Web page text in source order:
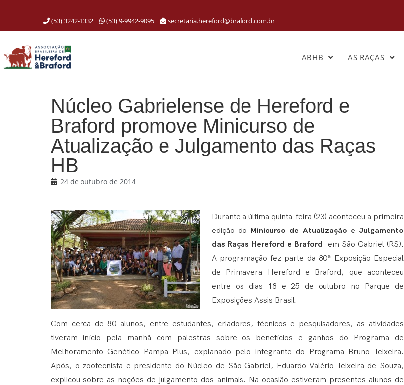
(53) 3242-1332 (53) 9-9942-9095 secretaria.hereford@braford.com.br
ABHB AS RAÇAS
Núcleo Gabrielense de Hereford e
Braford promove Minicurso de
Atualização e Julgamento das Raças
HB
24 de outubro de 2014
Durante a última quinta-feira (23) aconteceu a primeira
edição do Minicurso de Atualização e Julgamento
das Raças Hereford e Braford
em São Gabriel (RS).
A programação fez parte da 80ª Exposição Especial
de Primavera Hereford e Braford, que aconteceu
entre os dias 18 e 25 de outubro no Parque de
Exposições Assis Brasil.
Com cerca de 80 alunos, entre estudantes, criadores, técnicos e pesquisadores, as atividades
tiveram início pela manhã com palestras sobre os benefícios e ganhos do Programa de
Melhoramento Genético Pampa Plus, explanado pelo integrante do Programa Bruno Teixeira.
Após, o zootecnista e presidente do Núcleo de São Gabriel, Eduardo Valério Teixeira de Souza,
explicou sobre as noções de julgamento dos animais. Na ocasião estiveram presentes alunos de